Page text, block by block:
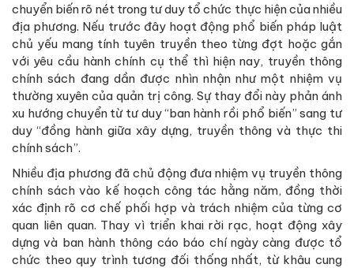
chuyển biến rõ nét trong tư duy tổ chức thực hiện của nhiều
địa phương. Nếu trước đây hoạt động phổ biến pháp luật
chủ yếu mang tính tuyên truyền theo từng đợt hoặc gắn
với yêu cầu hành chính cụ thể thì hiện nay, truyền thông
chính sách đang dần được nhìn nhận như một nhiệm vụ
thường xuyên của quản trị công. Sự thay đổi này phản ánh
xu hướng chuyển từ tư duy “ban hành rồi phổ biến” sang tư
duy “đồng hành giữa xây dựng, truyền thông và thực thi
chính sách”.
Nhiều địa phương đã chủ động đưa nhiệm vụ truyền thông
chính sách vào kế hoạch công tác hằng năm, đồng thời
xác định rõ cơ chế phối hợp và trách nhiệm của từng cơ
quan liên quan. Thay vì triển khai rời rạc, hoạt động xây
dựng và ban hành thông cáo báo chí ngày càng được tổ
chức theo quy trình tương đối thống nhất, từ khâu cung